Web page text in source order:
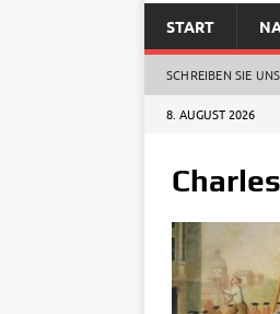
START
SCHREIBEN SIE UNS
8. AUGUST 2026